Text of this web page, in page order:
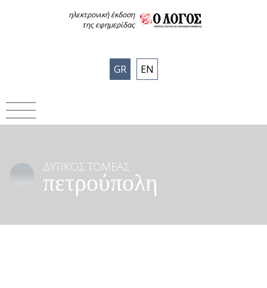
ηλεκτρονική έκδοση
της εφημερίδας
GR EN
ΔΥΤΙΚΟΣ ΤΟΜΕΑΣ
πετρούπολη